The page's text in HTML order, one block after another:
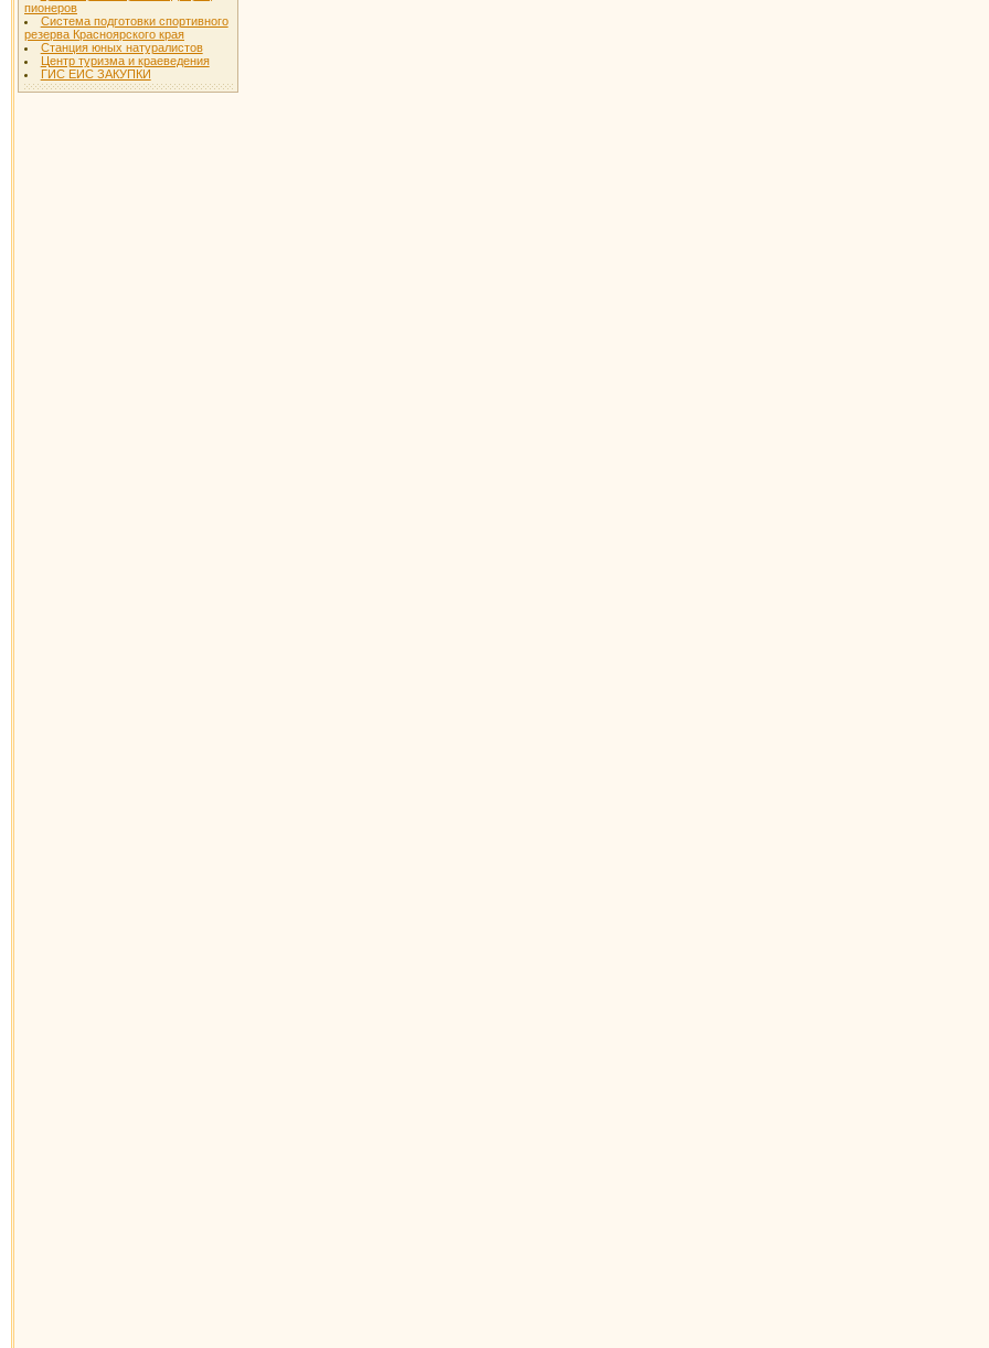
пионеров
Система подготовки спортивного
резерва Красноярского края
Станция юных натуралистов
Центр туризма и краеведения
ГИС ЕИС ЗАКУПКИ